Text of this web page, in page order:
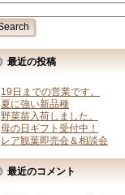
最近の投稿
19日までの営業です。
夏に強い新品種
野菜苗入荷しました。
母の日ギフト受付中！
レア観葉即売会＆相談会
最近のコメント